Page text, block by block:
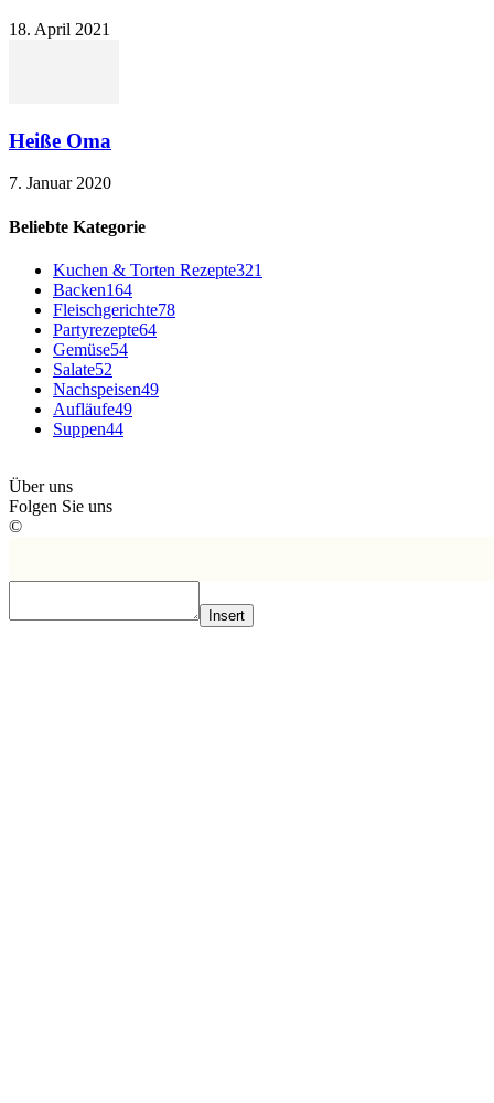
18. April 2021
Heiße Oma
7. Januar 2020
Beliebte Kategorie
Kuchen & Torten Rezepte321
Backen164
Fleischgerichte78
Partyrezepte64
Gemüse54
Salate52
Nachspeisen49
Aufläufe49
Suppen44
Über uns
Folgen Sie uns
©
Insert